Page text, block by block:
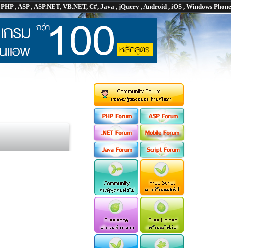
PHP, ASP, ASP.NET, VB.NET, C#, Java , jQuery , Android , iOS , Windows Phone